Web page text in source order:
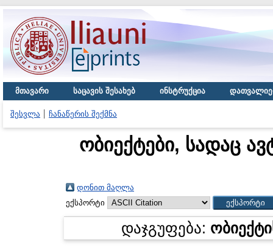
მთავარი საცავის შესახებ ინსტრუქცია
შესვლა ჩანაწერის შექმნა
ობიექტები, სადაც
დონით მაღლა
ექსპორტი
დაჯგუფება: